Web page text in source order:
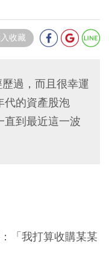
收藏
過，而且很幸運
代的資產股泡
到最近這一波
「我打算收購某某